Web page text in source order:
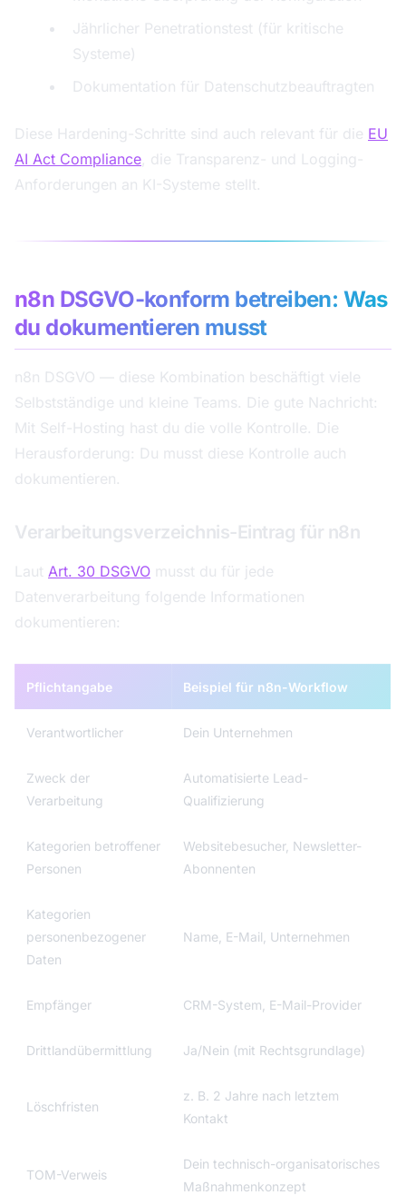
Jährlicher Penetrationstest (für kritische
Systeme)
Dokumentation für Datenschutzbeauftragten
Diese Hardening-Schritte sind auch relevant für die EU
AI Act Compliance, die Transparenz- und Logging-
Anforderungen an KI-Systeme stellt.
n8n DSGVO-konform betreiben: Was
du dokumentieren musst
n8n DSGVO — diese Kombination beschäftigt viele
Selbstständige und kleine Teams. Die gute Nachricht:
Mit Self-Hosting hast du die volle Kontrolle. Die
Herausforderung: Du musst diese Kontrolle auch
dokumentieren.
Verarbeitungsverzeichnis-Eintrag für n8n
Laut Art. 30 DSGVO musst du für jede
Datenverarbeitung folgende Informationen
dokumentieren:
Pflichtangabe Beispiel für n8n-Workflow
Verantwortlicher Dein Unternehmen
Zweck der
Verarbeitung
Automatisierte Lead-
Qualifizierung
Kategorien betroffener
Personen
Websitebesucher, Newsletter-
Abonnenten
Kategorien
personenbezogener
Daten
Name, E-Mail, Unternehmen
Empfänger CRM-System, E-Mail-Provider
Drittlandübermittlung Ja/Nein (mit Rechtsgrundlage)
Löschfristen
z. B. 2 Jahre nach letztem
Kontakt
TOM-Verweis
Dein technisch-organisatorisches
Maßnahmenkonzept